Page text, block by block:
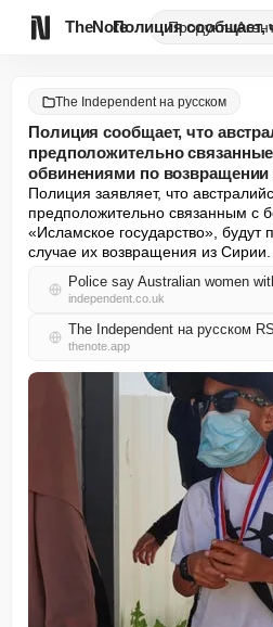
TheNote Продукты
The Independent на русском
Полиция сообщает, что
предположительно
обвинениями по возвращении
Полиция заявляет, что
предположительно связанным с
«Исламское государство»,
случае их возвращения из Сирии.
independent.co.uk
The Independent на русском
thenote.app